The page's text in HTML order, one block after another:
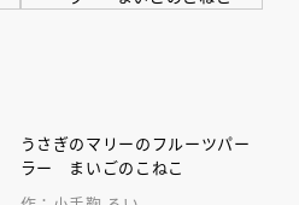
うさぎのマリーのフルーツパー
ラー まいごのこねこ